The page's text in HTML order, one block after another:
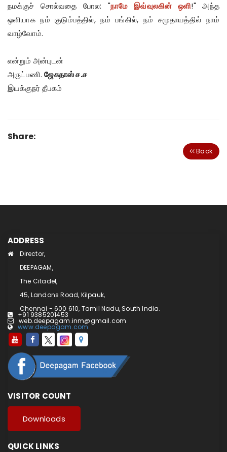
நமக்குச் சொல்வதை போல: "நாமே இவ்வுலகின் ஒளி!" அந்த
ஒளியாக நம் குடும்பத்தில், நம் பங்கில், நம் சமுதாயத்தில் நாம்
வாழ்வோம்.
என்றும் அன்புடன்
அருட்பணி.ஜேசுதாஸ் ச.ச
இயக்குநர் தீபகம்
Share:
Back
ADDRESS
Director,
DEEPAGAM,
The Citadel,
45, Landons Road, Kilpauk,
Chennai - 600 610, Tamil Nadu, South India.
+91 9385201453
web.deepagam.inm@gmail.com
www.deepagam.com
VISITOR COUNT
Downloads
QUICK LINKS